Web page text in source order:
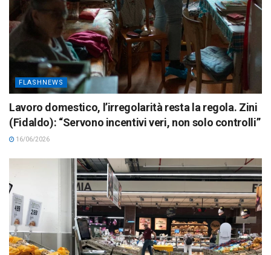
FLASHNEWS
Lavoro domestico, l’irregolarità resta la regola. Zini
(Fidaldo): “Servono incentivi veri, non solo controlli”
16/06/2026